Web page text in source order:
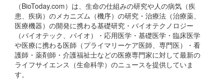
（BioToday.com）は、生命の仕組みの研究や人の病気（疾
患、疾病）のメカニズム（機序）の研究・治療法（治療薬、
医療機器）の開発に携わる基礎研究・バイオテクノロジー
（バイオテック、バイオ）・応用医学・基礎医学・臨床医学
や医療に携わる医師（プライマリーケア医師、専門医）・看
護師・薬剤師・介護福祉士などの医療専門家に対して最新の
ライフサイエンス（生命科学）のニュースを提供していま
す。